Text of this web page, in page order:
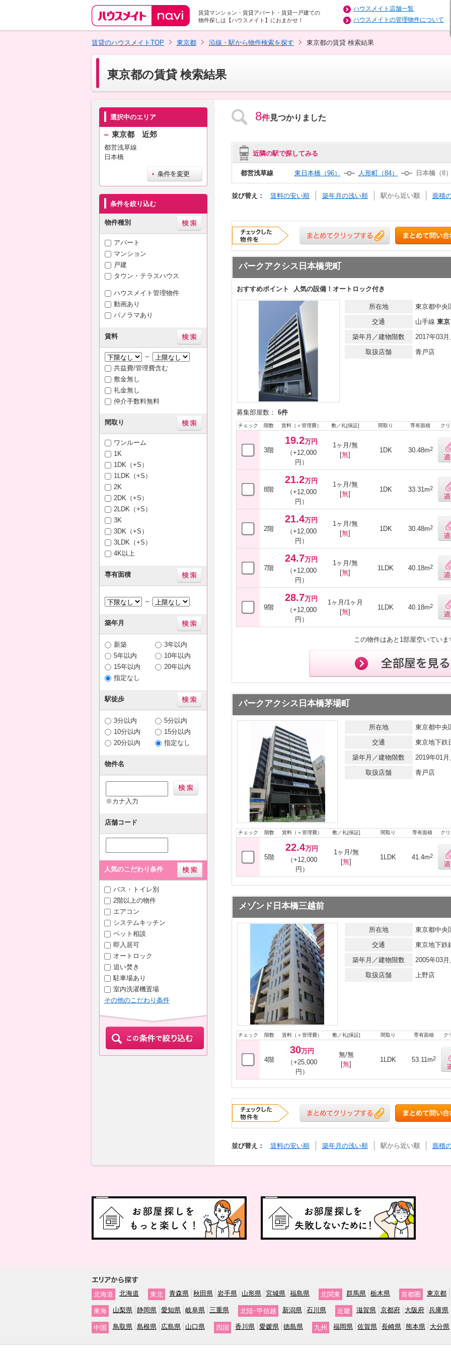
賃貸マンション・賃貸アパート・賃貸一戸建ての
物件探しは【ハウスメイト】におまかせ！
ハウスメイト店舗一覧
ハウスメイトの管理物件について
賃貸のハウスメイトTOP 東京都 沿線・駅から物件検索を探す 東京都の賃貸 検索結果
東京都の賃貸 検索結果
選択中のエリア
東京都 近郊
都営浅草線
日本橋
条件を絞り込む
物件種別
アパート
マンション
戸建
タウン・テラスハウス
ハウスメイト管理物件
動画あり
パノラマあり
賃料
～
共益費/管理費含む
敷金無し
礼金無し
仲介手数料無料
間取り
ワンルーム
1K
1DK（+S）
1LDK（+S）
2K
2DK（+S）
2LDK（+S）
3K
3DK（+S）
3LDK（+S）
4K以上
専有面積
～
築年月
新築
3年以内
5年以内
10年以内
15年以内
20年以内
指定なし
駅徒歩
3分以内
5分以内
10分以内
15分以内
20分以内
指定なし
物件名
※カナ入力
店舗コード
人気のこだわり条件
バス・トイレ別
2階以上の物件
エアコン
システムキッチン
ペット相談
即入居可
オートロック
追い焚き
駐車場あり
室内洗濯機置場
その他のこだわり条件
8件見つかりました
近隣の駅で探してみる
都営浅草線 東日本橋（96） 人形町（84） 日本橋（8
並び替え： 賃料の安い順 築年月の浅い順 駅から近い順 面積
パークアクシス日本橋兜町
おすすめポイント 人気の設備！オートロック付き
所在地
東京都中央
交通
山手線 東
築年月／建物階数
2017年03
取扱店舗
青戸店
募集部屋数： 6件
チェック 階数 賃料（＋管理費） 敷／礼[保証] 間取り 専有面積 ク
3階
19.2万円
（+12,000
円）
1ヶ月/無
[無]
1DK 30.48m2
8階
21.2万円
（+12,000
円）
1ヶ月/無
[無]
1DK 33.31m2
2階
21.4万円
（+12,000
円）
1ヶ月/無
[無]
1DK 30.48m2
7階
24.7万円
（+12,000
円）
1ヶ月/無
[無]
1LDK 40.18m2
9階
28.7万円
（+12,000
円）
1ヶ月/1ヶ月
[無]
1LDK 40.18m2
この物件はあと1部屋空いていま
パークアクシス日本橋茅場町
所在地
東京都中央
交通
東京地下鉄
築年月／建物階数
2019年01
取扱店舗
青戸店
チェック 階数 賃料（＋管理費） 敷／礼[保証] 間取り 専有面積 ク
5階
22.4万円
（+12,000
円）
1ヶ月/無
[無]
1LDK 41.4m2
メゾンド日本橋三越前
所在地
東京都中央
交通
東京地下鉄
築年月／建物階数
2005年03
取扱店舗
上野店
チェック 階数 賃料（＋管理費） 敷／礼[保証] 間取り 専有面積 ク
4階
30万円
（+25,000
円）
無/無
[無]
1LDK 53.11m2
並び替え： 賃料の安い順 築年月の浅い順 駅から近い順 面積
北海道 北海道 東北 青森県 秋田県 岩手県 山形県 宮城県 福島県 北関東 群馬県 栃木県 首都圏 東京都
東海 山梨県 静岡県 愛知県 岐阜県 三重県 北陸･甲信越 新潟県 石川県 近畿 滋賀県 京都府 大阪府 兵庫県
中国 鳥取県 島根県 広島県 山口県 四国 香川県 愛媛県 徳島県 九州 福岡県 佐賀県 長崎県 熊本県 大分県